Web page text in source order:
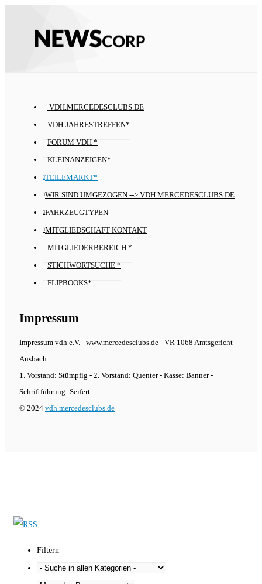
VDH.MERCEDESCLUBS.DE
VDH-JAHRESTREFFEN*
FORUM VDH *
KLEINANZEIGEN*
TEILEMARKT*
WIR SIND UMGEZOGEN --> VDH.MERCEDESCLUBS.DE
FAHRZEUGTYPEN
MITGLIEDSCHAFT KONTAKT
MITGLIEDERBEREICH *
STICHWORTSUCHE *
FLIPBOOKS*
Impressum
Impressum vdh e.V. - www.mercedesclubs.de - VR 1068 Amtsgericht
Ansbach
1. Vorstand: Stümpfig - 2. Vorstand: Quenter - Kasse: Banner -
Schriftführung: Seifert
© 2024 vdh.mercedesclubs.de
Filtern